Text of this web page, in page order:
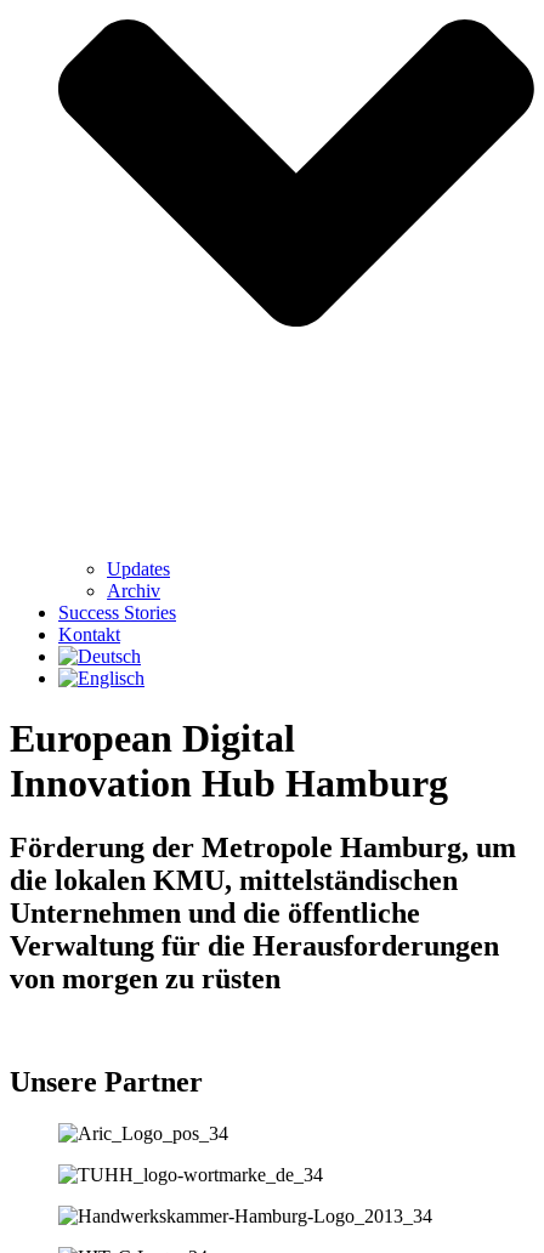
Updates
Archiv
Success Stories
Kontakt
European Digital
Innovation Hub Hamburg
Förderung der Metropole Hamburg, um
die lokalen KMU, mittelständischen
Unternehmen und die öffentliche
Verwaltung für die Herausforderungen
von morgen zu rüsten
Unsere Partner